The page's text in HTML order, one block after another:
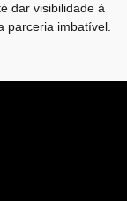
dar visibilidade à
parceria imbatível.